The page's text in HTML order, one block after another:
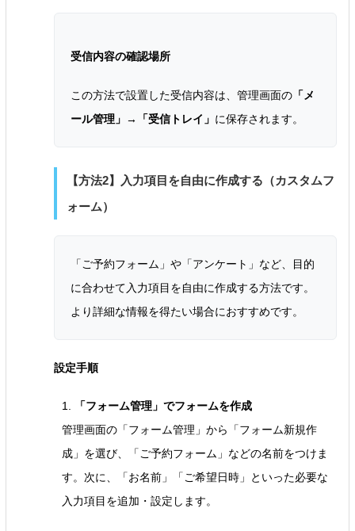
受信内容の確認場所
この方法で設置した受信内容は、管理画面の「メ
ール管理」→「受信トレイ」 に保存されます。
【方法2】入力項目を自由に作成する（カスタムフ
ォーム）
「ご予約フォーム」や「アンケート」など、目的
に合わせて入力項目を自由に作成する方法です。
より詳細な情報を得たい場合におすすめです。
設定手順
1.
「フォーム管理」でフォームを作成
管理画面の「フォーム管理」から「フォーム新規作
成」を選び、「ご予約フォーム」などの名前をつけま
す。次に、「お名前」「ご希望日時」といった必要な
入力項目を追加・設定します。